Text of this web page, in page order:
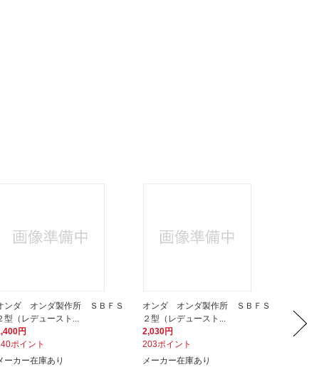
ンダ オンダ製作所 ＳＢＦＳ
型（レデュースト...
円
ポイント
ーカー在庫あり
オンダ オンダ製作所 ＳＢＦＳ
２型（レデュースト...
2,030円
203ポイント
メーカー在庫あり
２型
7,820円